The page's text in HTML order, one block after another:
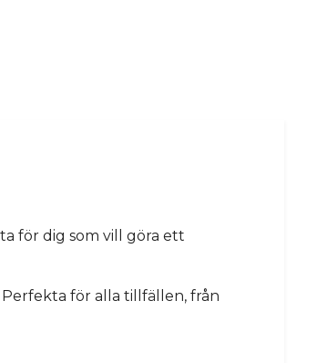
för dig som vill göra ett
för alla tillfällen, från